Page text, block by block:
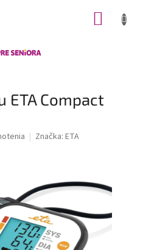
ETA Compact
Značka: ETA